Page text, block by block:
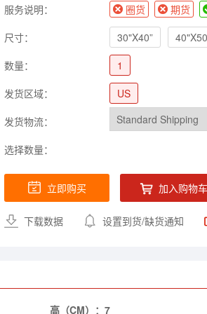
服务说明： 圈货
期货
尺寸：
30"X40”
数量：
1
发货区域：
US
发货物流：
选择数量：
立即购买 加入购物车
下载数据 设置到货/缺货通知
高（CM）： 7